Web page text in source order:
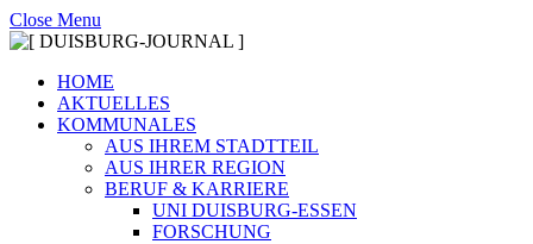
Close Menu
HOME
AKTUELLES
KOMMUNALES
AUS IHREM STADTTEIL
AUS IHRER REGION
BERUF & KARRIERE
UNI DUISBURG-ESSEN
FORSCHUNG